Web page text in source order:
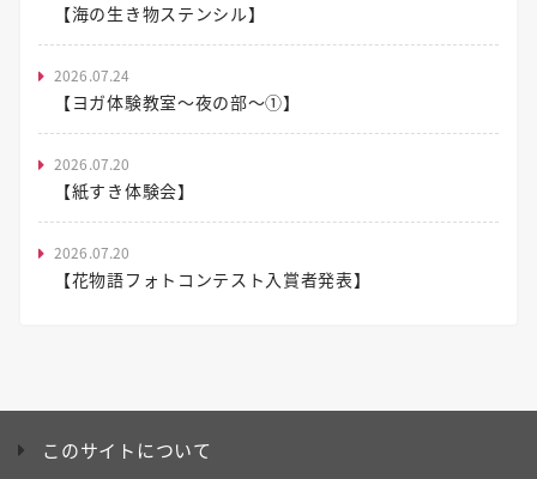
【海の生き物ステンシル】
2026.07.24
【ヨガ体験教室～夜の部～①】
2026.07.20
【紙すき体験会】
2026.07.20
【花物語フォトコンテスト入賞者発表】
このサイトについて